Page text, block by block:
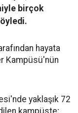
birçok
hayata
Kampüsü'nün
yaklaşık 72
kampüste;